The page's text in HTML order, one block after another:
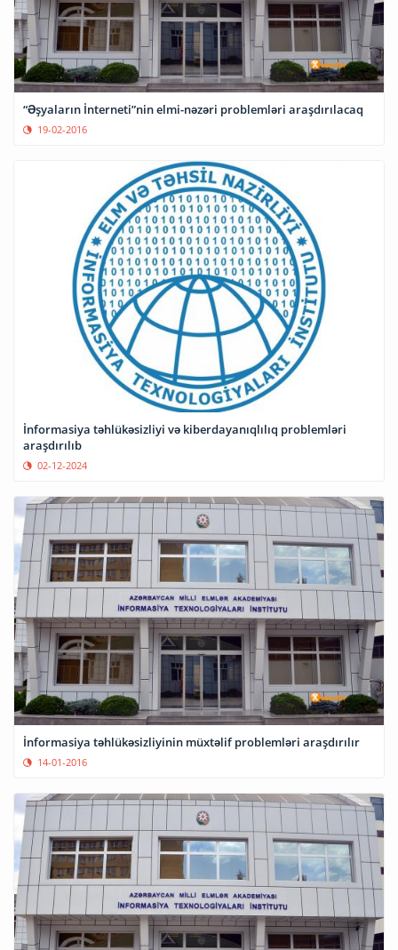
“Əşyaların İnterneti”nin elmi-nəzəri problemləri araşdırılacaq
19-02-2016
İnformasiya təhlükəsizliyi və kiberdayanıqlılıq problemləri
araşdırılıb
02-12-2024
İnformasiya təhlükəsizliyinin müxtəlif problemləri araşdırılır
14-01-2016